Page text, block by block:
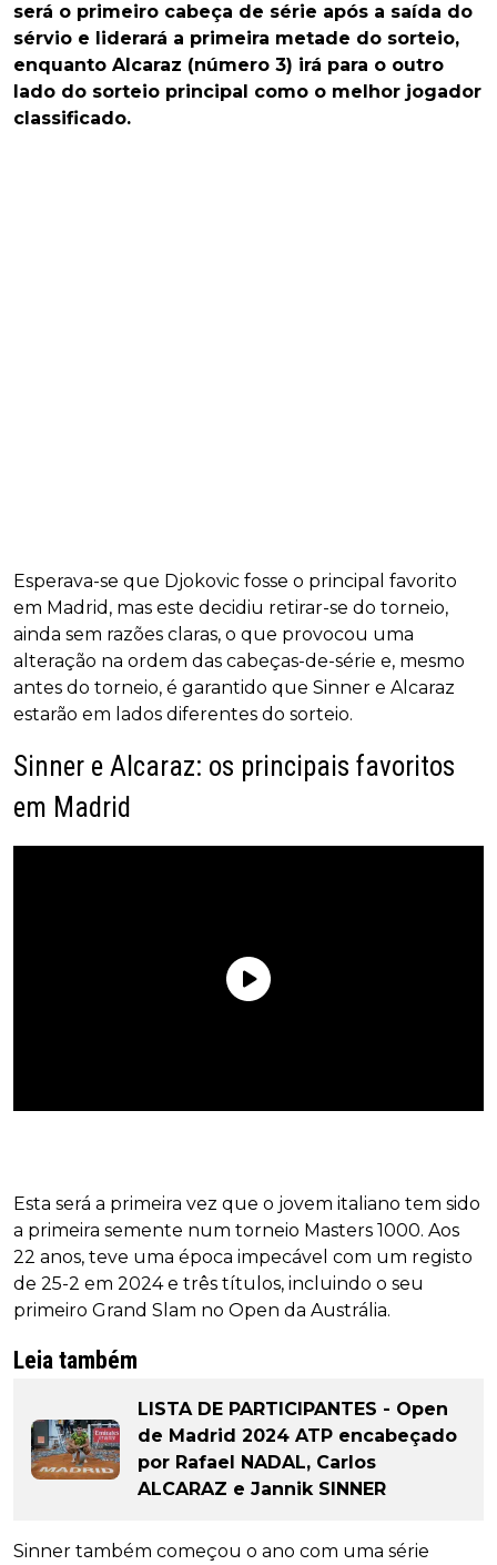
será o primeiro cabeça de série após a saída do
sérvio e liderará a primeira metade do sorteio,
enquanto Alcaraz (número 3) irá para o outro
lado do sorteio principal como o melhor jogador
classificado.
Esperava-se que Djokovic fosse o principal favorito
em Madrid, mas este decidiu retirar-se do torneio,
ainda sem razões claras, o que provocou uma
alteração na ordem das cabeças-de-série e, mesmo
antes do torneio, é garantido que Sinner e Alcaraz
estarão em lados diferentes do sorteio.
Sinner e Alcaraz: os principais favoritos
em Madrid
Esta será a primeira vez que o jovem italiano tem sido
a primeira semente num torneio Masters 1000. Aos
22 anos, teve uma época impecável com um registo
de 25-2 em 2024 e três títulos, incluindo o seu
primeiro Grand Slam no Open da Austrália.
Leia também
LISTA DE PARTICIPANTES - Open
de Madrid 2024 ATP encabeçado
por Rafael NADAL, Carlos
ALCARAZ e Jannik SINNER
Sinner também começou o ano com uma série